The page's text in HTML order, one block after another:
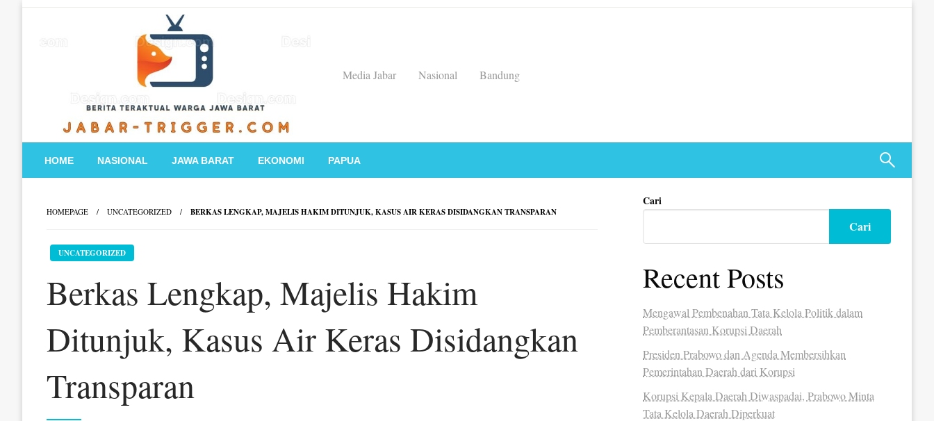
Media Jabar
Nasional Bandung
HOME NASIONAL JAWA BARAT EKONOMI PAPUA
HOMEPAGE UNCATEGORIZED BERKAS LENGKAP, MAJELIS HAKIM DITUNJUK, KASUS AIR KERAS DISIDANGKAN TRANSPARAN
UNCATEGORIZED
Berkas Lengkap, Majelis Hakim
Ditunjuk, Kasus Air Keras Disidangkan
Transparan
Cari
Cari
Recent Posts
Mengawal Pembenahan Tata Kelola Politik dalam
Pemberantasan Korupsi Daerah
Presiden Prabowo dan Agenda Membersihkan
Pemerintahan Daerah dari Korupsi
Korupsi Kepala Daerah Diwaspadai, Prabowo Minta
Tata Kelola Daerah Diperkuat